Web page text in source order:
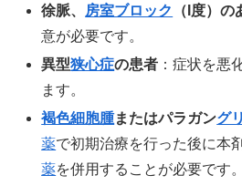
徐脈、
房室ブロック （I度）
意が必要です。
異型狭心症の患者 ：症状を悪
ます。
褐色細胞腫またはパラガング
薬で初期治療を行った後に本
薬を併用することが必要です。